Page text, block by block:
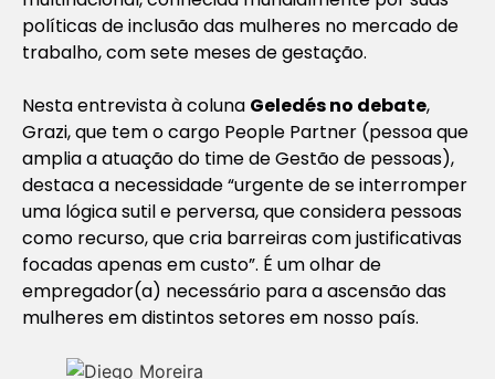
políticas de inclusão das mulheres no mercado de
trabalho, com sete meses de gestação.
Nesta entrevista à coluna Geledés no debate,
Grazi, que tem o cargo People Partner (pessoa que
amplia a atuação do time de Gestão de pessoas),
destaca a necessidade “urgente de se interromper
uma lógica sutil e perversa, que considera pessoas
como recurso, que cria barreiras com justificativas
focadas apenas em custo”. É um olhar de
empregador(a) necessário para a ascensão das
mulheres em distintos setores em nosso país.